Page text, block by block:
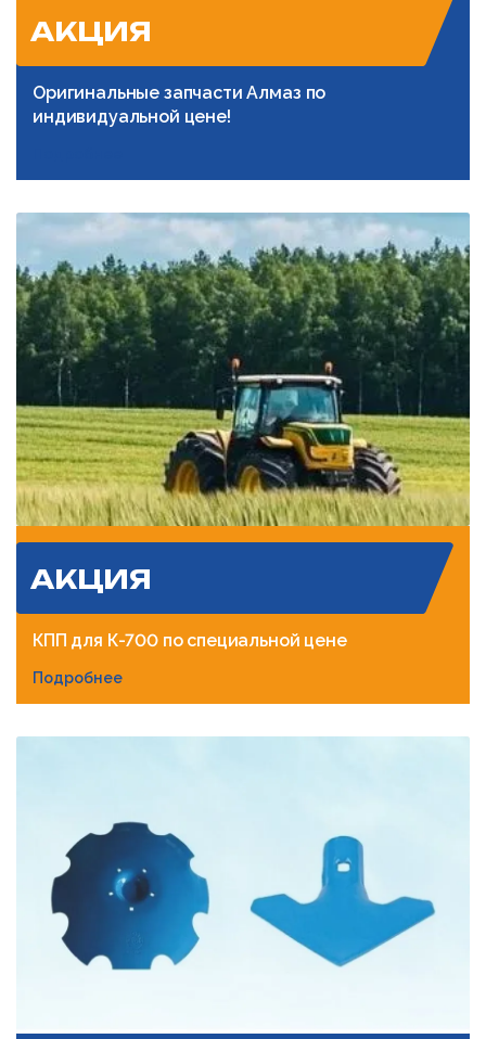
АКЦИЯ
Оригинальные запчасти Алмаз по
индивидуальной цене!
АКЦИЯ
КПП для К-700 по специальной цене
Подробнее